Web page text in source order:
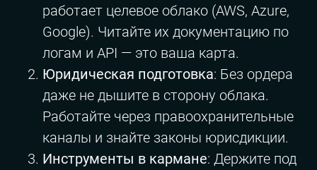
работает целевое облако (AWS, Azure,
Google). Читайте их документацию по
логам и API — это ваша карта.
Юридическая подготовка: Без ордера
даже не дышите в сторону облака.
Работайте через правоохранительные
каналы и знайте законы юрисдикции.
Инструменты в кармане: Держите под